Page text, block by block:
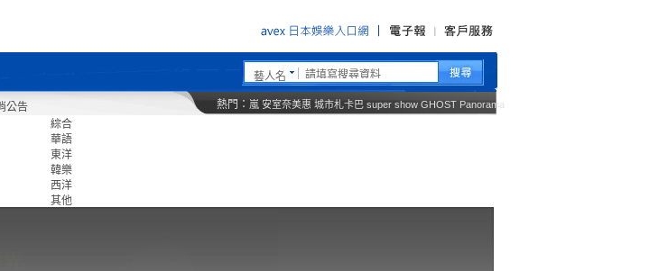
藝人名
熱門： 嵐 安室奈美惠 城市札卡巴 super show GHOST Panorama
綜合
華語
東洋
韓樂
西洋
其他